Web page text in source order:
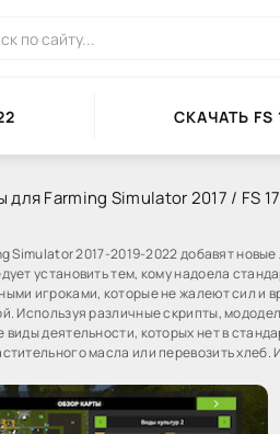
СКАЧАТЬ FS
для Farming Simulator 2017 / FS 17
Simulator 2017-2019-2022 добавят
установить тем, кому надоела
игроками, которые не жалеют сил и
Используя различные скрипты,
деятельности, которых нет в
масла или перевозить